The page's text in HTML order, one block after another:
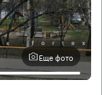
Еще фото